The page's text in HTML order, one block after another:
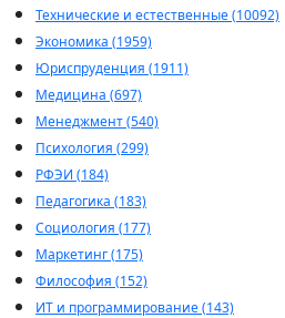
Технические и естественные (10092)
Экономика (1959)
Юриспруденция (1911)
Медицина (697)
Менеджмент (540)
Психология (299)
РФЭИ (184)
Педагогика (183)
Социология (177)
Маркетинг (175)
Философия (152)
ИТ и программирование (143)